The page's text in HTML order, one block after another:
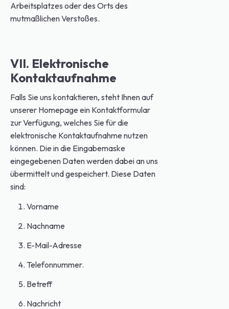
Arbeitsplatzes oder des Orts des
mutmaßlichen Verstoßes.
VII. Elektronische
Kontaktaufnahme
Falls Sie uns kontaktieren, steht Ihnen auf
unserer Homepage ein Kontaktformular
zur Verfügung, welches Sie für die
elektronische Kontaktaufnahme nutzen
können. Die in die Eingabemaske
eingegebenen Daten werden dabei an uns
übermittelt und gespeichert. Diese Daten
sind:
Vorname
Nachname
E-Mail-Adresse
Telefonnummer.
Betreff
Nachricht